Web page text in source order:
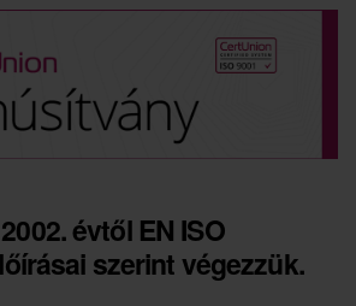
évtől EN ISO
szerint végezzük.